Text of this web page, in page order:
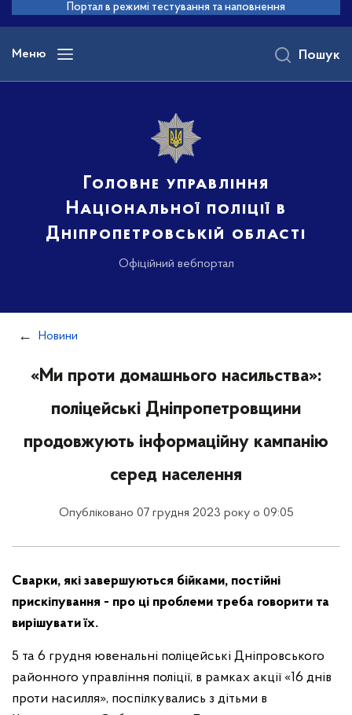
основного
вмісту
Портал в режимі тестування та наповнення
Меню
Головне управління
Національної поліції в
Дніпропетровській області
Офіційний вебпортал
Пошук
Новини
«Ми проти домашнього насильства»:
поліцейські Дніпропетровщини
продовжують інформаційну кампанію
серед населення
Опубліковано 07 грудня 2023 року о 09:05
Сварки, які завершуються бійками, постійні
прискіпування - про ці проблеми треба говорити та
вирішувати їх.
5 та 6 грудня ювенальні поліцейські Дніпровського
районного управління поліції, в рамках акції «16 днів
проти насилля», поспілкувались з дітьми в